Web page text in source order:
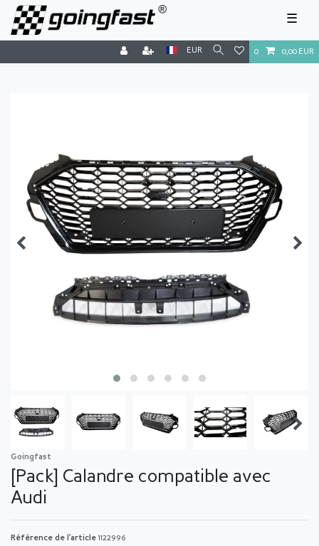
☰
EUR 0 0,00 EUR
Goingfast
[Pack] Calandre compatible avec
Audi
Référence de l’article 1122996